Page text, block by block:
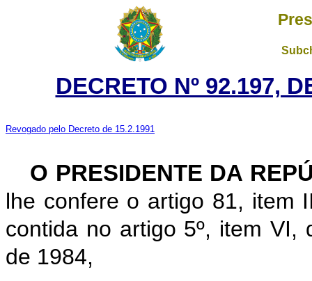
DECRETO Nº 92.197,
Revogado pelo Decreto de 15.2.1991
O PRESIDENTE DA
lhe confere o artigo 81, item
contida no artigo 5º, item VI,
de 1984,